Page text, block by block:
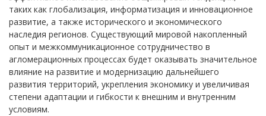
таких как глобализация, информатизация и инновационное
развитие, а также исторического и экономического
наследия регионов. Существующий мировой накопленный
опыт и межкоммуникационное сотрудничество в
агломерационных процессах будет оказывать значительное
влияние на развитие и модернизацию дальнейшего
развития территорий, укрепления экономику и увеличивая
степени адаптации и гибкости к внешним и внутренним
условиям.